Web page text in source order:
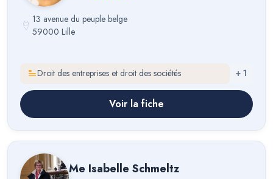
13 avenue du peuple belge
59000 Lille
Droit des entreprises et droit des sociétés + 1
Voir la fiche
Me Isabelle Schmeltz